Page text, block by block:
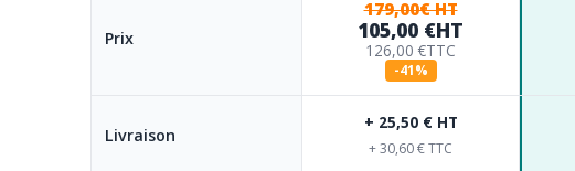
Prix
179,00€ HT
105,00 €HT
126,00 €TTC
-41%
Livraison
+ 25,50 € HT
+ 30,60 € TTC